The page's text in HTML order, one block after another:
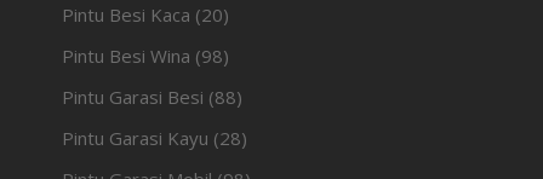
Pintu Besi Kaca (20)
Pintu Besi Wina (98)
Pintu Garasi Besi (88)
Pintu Garasi Kayu (28)